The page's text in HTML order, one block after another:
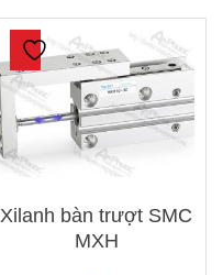
Xilanh bàn trượt SMC
MXH